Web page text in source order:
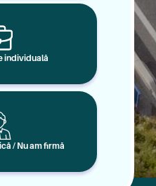
individuală
/ Nu am firmă